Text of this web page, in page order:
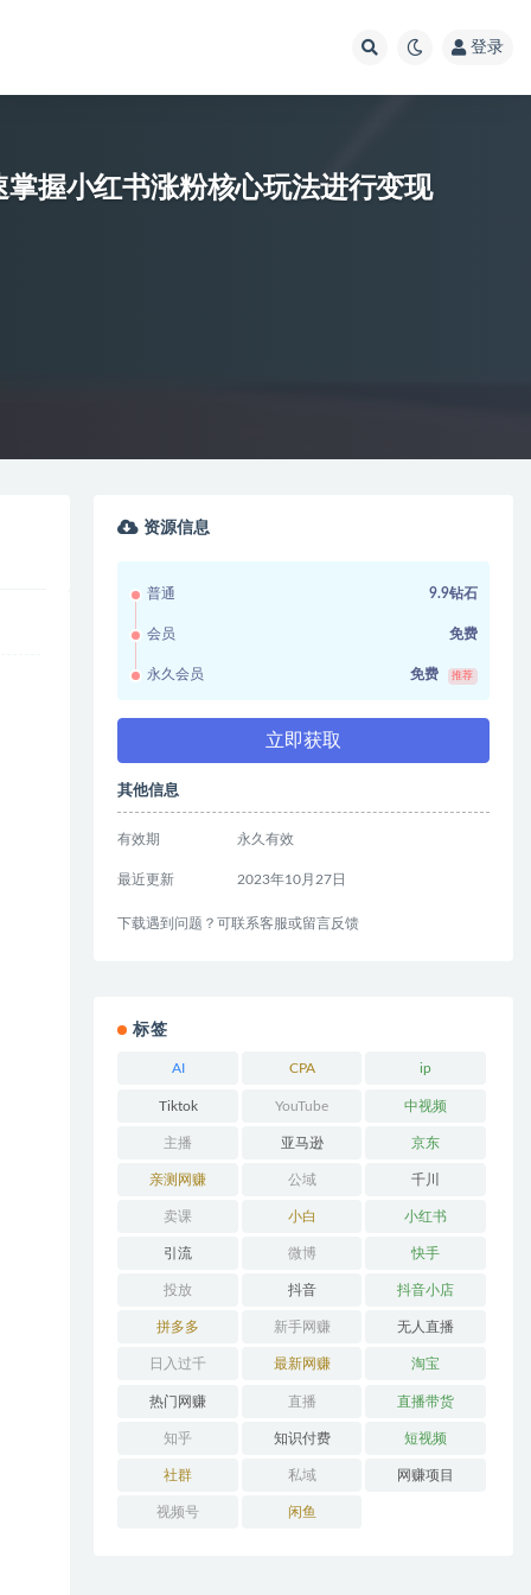
登录
握小红书涨粉核心玩法进行变现
资源信息
普通 9.9钻石
会员 免费
永久会员 免费 推荐
立即获取
其他信息
有效期 永久有效
最近更新 2023年10月27日
下载遇到问题？可联系客服或留言反馈
标签
AI CPA ip
Tiktok YouTube 中视频
主播 亚马逊 京东
亲测网赚 公域 千川
卖课 小白 小红书
引流 微博 快手
投放 抖音 抖音小店
拼多多 新手网赚 无人直播
日入过千 最新网赚 淘宝
热门网赚 直播 直播带货
知乎 知识付费 短视频
社群 私域 网赚项目
视频号 闲鱼